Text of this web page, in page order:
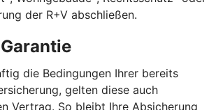
der R+V abschließen.
die Bedingungen Ihrer bereits
gelten diese auch
Vertrag. So bleibt Ihre Absicherung